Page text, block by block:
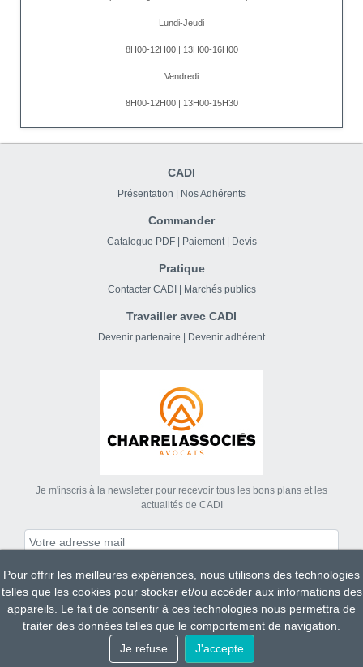
Lundi-Jeudi
8H00-12H00 | 13H00-16H00
Vendredi
8H00-12H00 | 13H00-15H30
CADI
Présentation | Nos Adhérents
Commander
Catalogue PDF | Paiement | Devis
Pratique
Contacter CADI | Marchés publics
Travailler avec CADI
Devenir partenaire | Devenir adhérent
Je m'inscris à la newsletter pour recevoir tous les bons plans et les
actualités de CADI
S'abonner
Tous droits réservés CADI 2023.
Pour offrir les meilleures expériences, nous utilisons des technologies
telles que les cookies pour stocker et/ou accéder aux informations des
appareils. Le fait de consentir à ces technologies nous permettra de
traiter des données telles que le comportement de navigation.
Je refuse
J'accepte